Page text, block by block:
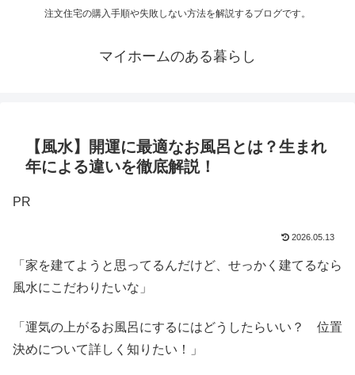
注文住宅の購入手順や失敗しない方法を解説するブログです。
マイホームのある暮らし
【風水】開運に最適なお風呂とは？生まれ
年による違いを徹底解説！
PR
2026.05.13
「家を建てようと思ってるんだけど、せっかく建てるなら
風水にこだわりたいな」
「運気の上がるお風呂にするにはどうしたらいい？ 位置
決めについて詳しく知りたい！」